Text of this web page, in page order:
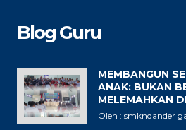
Blog Guru
MEMBANGUN
ANAK: BUKAN
MELEMAHKAN
Oleh : smkndander